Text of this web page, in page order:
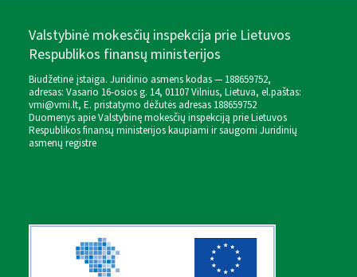
Valstybinė mokesčių inspekcija prie Lietuvos
Respublikos finansų ministerijos
Biudžetinė įstaiga. Juridinio asmens kodas — 188659752,
adresas: Vasario 16-osios g. 14, 01107 Vilnius, Lietuva, el.paštas:
vmi@vmi.lt, E. pristatymo dėžutės adresas 188659752
Duomenys apie Valstybinę mokesčių inspekciją prie Lietuvos
Respublikos finansų ministerijos kaupiami ir saugomi Juridinių
asmenų registre